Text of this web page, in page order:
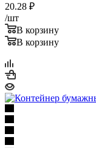
20.28 ₽
/шт
В корзину
В корзину